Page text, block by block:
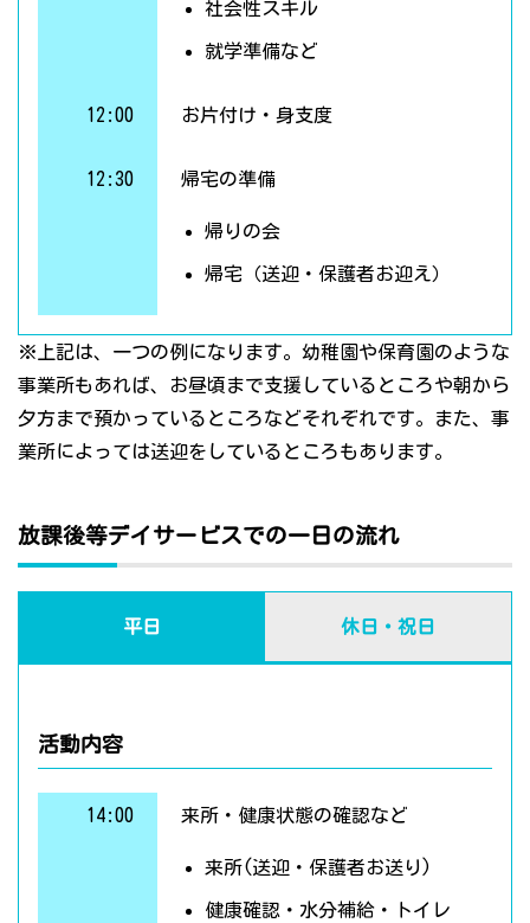
社会性スキル
就学準備など
12:00 お片付け・身支度
12:30 帰宅の準備
帰りの会
帰宅（送迎・保護者お迎え）
※上記は、一つの例になります。幼稚園や保育園のような
事業所もあれば、お昼頃まで支援しているところや朝から
夕方まで預かっているところなどそれぞれです。また、事
業所によっては送迎をしているところもあります。
放課後等デイサービスでの一日の流れ
平日 休日・祝日
活動内容
14:00 来所・健康状態の確認など
来所(送迎・保護者お送り)
健康確認・水分補給・トイレ